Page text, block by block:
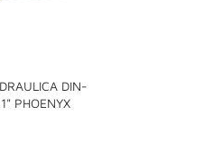
DIN-
PHOENYX